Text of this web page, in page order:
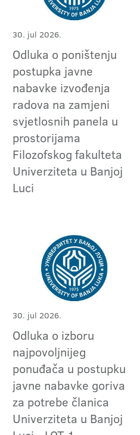
30. jul 2026.
Odluka o poništenju
postupka javne
nabavke izvođenja
radova na zamjeni
svjetlosnih panela u
prostorijama
Filozofskog fakulteta
Univerziteta u Banjoj
Luci
30. jul 2026.
Odluka o izboru
najpovoljnijeg
ponuđača u postupku
javne nabavke goriva
za potrebe članica
Univerziteta u Banjoj